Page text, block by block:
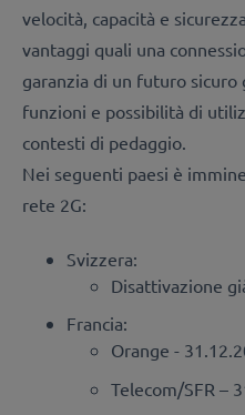
velocità, capacità e
vantaggi quali una
garanzia di un futuro
funzioni e possibilità di
contesti di pedaggio.
Nei seguenti paesi è
rete 2G:
Svizzera:
Disattivazione
Francia:
Orange -
Telecom/SFR –